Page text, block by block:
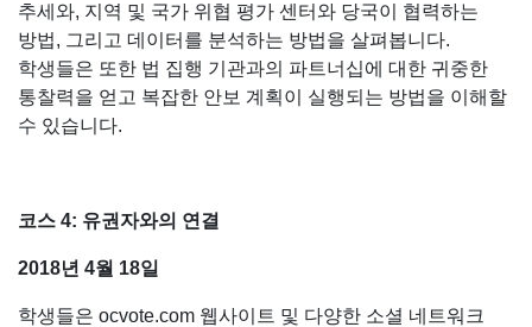
추세와, 지역 및 국가 위협 평가 센터와 당국이 협력하는
방법, 그리고 데이터를 분석하는 방법을 살펴봅니다.
학생들은 또한 법 집행 기관과의 파트너십에 대한 귀중한
통찰력을 얻고 복잡한 안보 계획이 실행되는 방법을 이해할
수 있습니다.
코스 4: 유권자와의 연결
2018년 4월 18일
학생들은 ocvote.com 웹사이트 및 다양한 소셜 네트워크